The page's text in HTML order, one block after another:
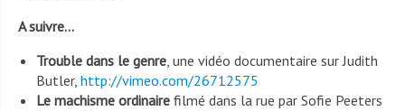
A suivre…
Trouble dans le genre, une vidéo documentaire sur Judith
Butler, http://vimeo.com/26712575
Le machisme ordinaire filmé dans la rue par Sofie Peeters